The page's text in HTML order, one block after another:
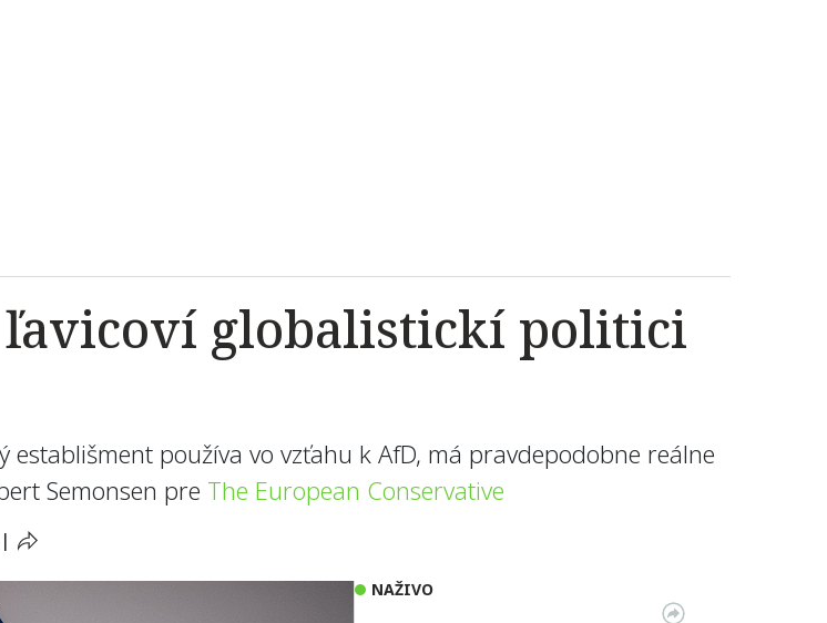
globalistickí politici
používa vo vzťahu k AfD, má pravdepodobne reálne
Semonsen pre The European Conservative
|
NAŽIVO